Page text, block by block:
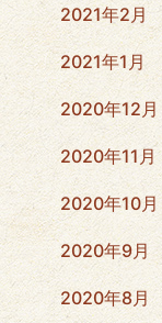
2021年2月
2021年1月
2020年12月
2020年11月
2020年10月
2020年9月
2020年8月